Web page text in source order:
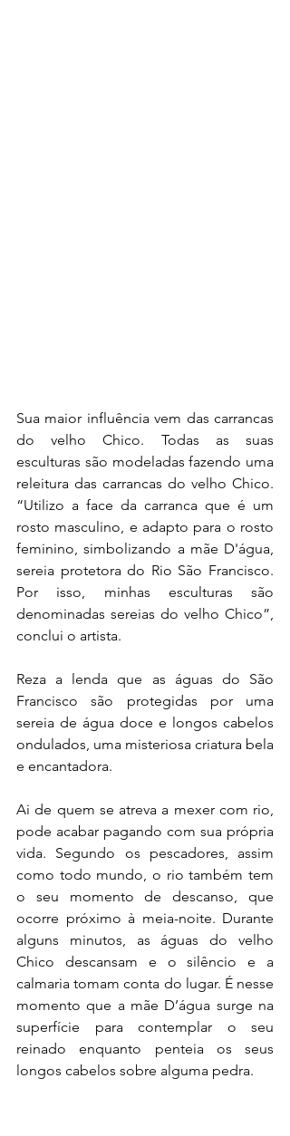
Sua maior influência vem das carrancas
do velho Chico. Todas as suas
esculturas são modeladas fazendo uma
releitura das carrancas do velho Chico.
“Utilizo a face da carranca que é um
rosto masculino, e adapto para o rosto
feminino, simbolizando a mãe D'água,
sereia protetora do Rio São Francisco.
Por isso, minhas esculturas são
denominadas sereias do velho Chico”,
conclui o artista.
Reza a lenda que as águas do São
Francisco são protegidas por uma
sereia de água doce e longos cabelos
ondulados, uma misteriosa criatura bela
e encantadora.
Ai de quem se atreva a mexer com rio,
pode acabar pagando com sua própria
vida. Segundo os pescadores, assim
como todo mundo, o rio também tem
o seu momento de descanso, que
ocorre próximo à meia-noite. Durante
alguns minutos, as águas do velho
Chico descansam e o silêncio e a
calmaria tomam conta do lugar. É nesse
momento que a mãe D’água surge na
superfície para contemplar o seu
reinado enquanto penteia os seus
longos cabelos sobre alguma pedra.